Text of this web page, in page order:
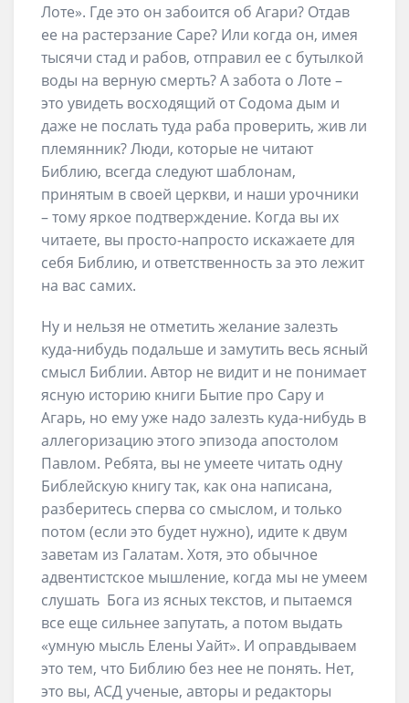
Лоте». Где это он забоится об Агари? Отдав
ее на растерзание Саре? Или когда он, имея
тысячи стад и рабов, отправил ее с бутылкой
воды на верную смерть? А забота о Лоте –
это увидеть восходящий от Содома дым и
даже не послать туда раба проверить, жив ли
племянник? Люди, которые не читают
Библию, всегда следуют шаблонам,
принятым в своей церкви, и наши урочники
– тому яркое подтверждение. Когда вы их
читаете, вы просто-напросто искажаете для
себя Библию, и ответственность за это лежит
на вас самих.
Ну и нельзя не отметить желание залезть
куда-нибудь подальше и замутить весь ясный
смысл Библии. Автор не видит и не понимает
ясную историю книги Бытие про Сару и
Агарь, но ему уже надо залезть куда-нибудь в
аллегоризацию этого эпизода апостолом
Павлом. Ребята, вы не умеете читать одну
Библейскую книгу так, как она написана,
разберитесь сперва со смыслом, и только
потом (если это будет нужно), идите к двум
заветам из Галатам. Хотя, это обычное
адвентистское мышление, когда мы не умеем
слушать Бога из ясных текстов, и пытаемся
все еще сильнее запутать, а потом выдать
«умную мысль Елены Уайт». И оправдываем
это тем, что Библию без нее не понять. Нет,
это вы, АСД ученые, авторы и редакторы